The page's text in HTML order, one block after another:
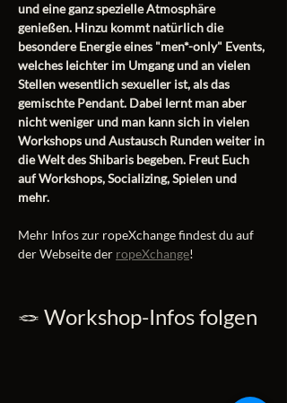
und eine ganz spezielle Atmosphäre
genießen. Hinzu kommt natürlich die
besondere Energie eines "men*-only" Events,
welches leichter im Umgang und an vielen
Stellen wesentlich sexueller ist, als das
gemischte Pendant. Dabei lernt man aber
nicht weniger und man kann sich in vielen
Workshops und Austausch Runden weiter in
die Welt des Shibaris begeben. Freut Euch
auf Workshops, Socializing, Spielen und
mehr.
Mehr Infos zur ropeXchange findest du auf
der Webseite der ropeXchange!
🪢 Workshop-Infos folgen